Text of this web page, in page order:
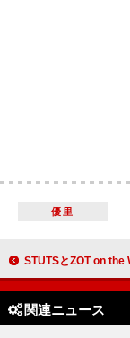
優里
STUTSとZOT on the WAVEによるプロデューサー・ユニット始動 シングル「
関連ニュース